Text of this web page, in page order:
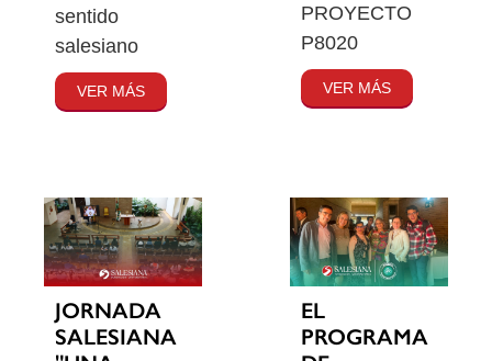
sentido
salesiano
VER MÁS
PROYECTO
P8020
VER MÁS
JORNADA
SALESIANA
EL
PROGRAMA